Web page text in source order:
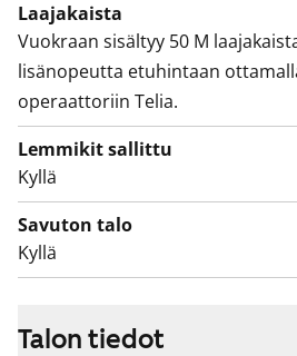
Laajakaista
Vuokraan sisältyy 50 M
lisänopeutta etuhintaan
operaattoriin Telia.
Lemmikit sallittu
Kyllä
Savuton talo
Kyllä
Talon tiedot